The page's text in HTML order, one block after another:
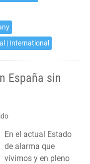
| International
España sin
En el actual Estado
de alarma que
vivimos y en pleno